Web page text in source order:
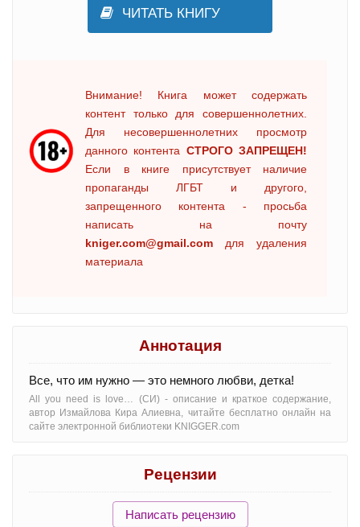
ЧИТАТЬ КНИГУ
Внимание! Книга может содержать
контент только для совершеннолетних.
Для несовершеннолетних просмотр
данного контента СТРОГО ЗАПРЕЩЕН!
Если в книге присутствует наличие
пропаганды ЛГБТ и другого,
запрещенного контента - просьба
написать на почту
kniger.com@gmail.com для удаления
материала
Аннотация
Все, что им нужно — это немного любви, детка!
All you need is love… (СИ) - oписание и краткое содержание,
автор Измайлова Кира Алиевна, читайте бесплатно онлайн на
сайте электронной библиотеки KNIGGER.com
Рецензии
Написать рецензию